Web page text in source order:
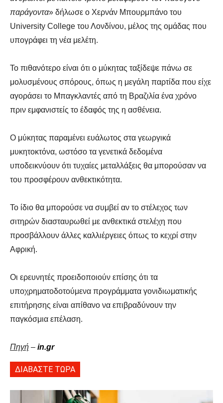
παράγοντα» δήλωσε ο Χερνάν Μπουρμπάνο του
University College του Λονδίνου, μέλος της ομάδας που
υπογράφει τη νέα μελέτη.
Το πιθανότερο είναι ότι ο μύκητας ταξίδεψε πάνω σε
μολυσμένους σπόρους, όπως η μεγάλη παρτίδα που είχε
αγοράσει το Μπαγκλαντές από τη Βραζιλία ένα χρόνο
πριν εμφανιστείς το έδαφός της η ασθένεια.
Ο μύκητας παραμένει ευάλωτος στα γεωργικά
μυκητοκτόνα, ωστόσο τα γενετικά δεδομένα
υποδεικνύουν ότι τυχαίες μεταλλάξεις θα μπορούσαν να
του προσφέρουν ανθεκτικότητα.
Το ίδιο θα μπορούσε να συμβεί αν το στέλεχος των
σιτηρών διασταυρωθεί με ανθεκτικά στελέχη που
προσβάλλουν άλλες καλλιέργειες όπως το κεχρί στην
Αφρική.
Οι ερευνητές προειδοποιούν επίσης ότι τα
υποχρηματοδοτούμενα προγράμματα γονιδιωματικής
επιτήρησης είναι απίθανο να επιβραδύνουν την
παγκόσμια επέλαση.
Πηγή – in.gr
ΔΙΑΒΑΣΤΕ ΤΩΡΑ